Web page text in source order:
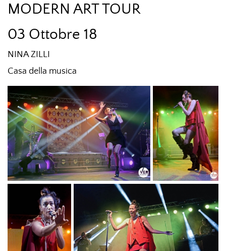
MODERN ART TOUR
03 Ottobre 18
NINA ZILLI
Casa della musica
NINA ZILLI "MODERN ART
TOUR"_PH © TITTI FABOZZI
NINA ZILLI
"MODERN
ART
TOUR"_PH
© TITTI